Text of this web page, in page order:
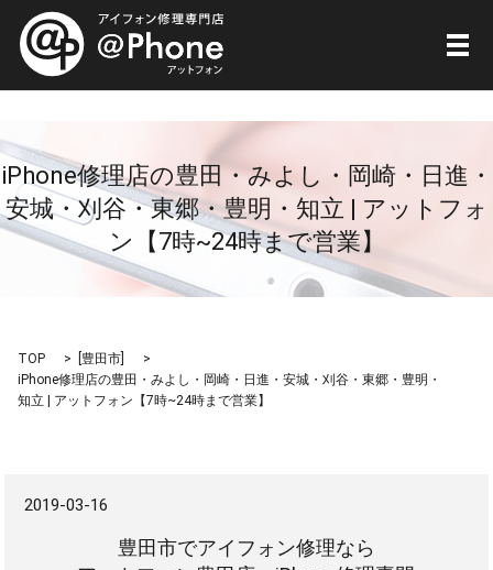
メ
iPhone修理店の豊田・みよし・岡崎・日進・
安城・刈谷・東郷・豊明・知立 | アットフォ
ン【7時~24時まで営業】
TOP 豊田市
iPhone修理店の豊田・みよし・岡崎・日進・安城・刈谷・東郷・豊明・
知立 | アットフォン【7時~24時まで営業】
2019-03-16
豊田市でアイフォン修理なら